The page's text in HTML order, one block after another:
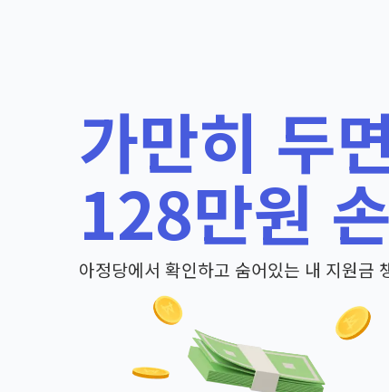
가만히 두
128만원
아정당에서 확인하고 숨어있는 내 지원금